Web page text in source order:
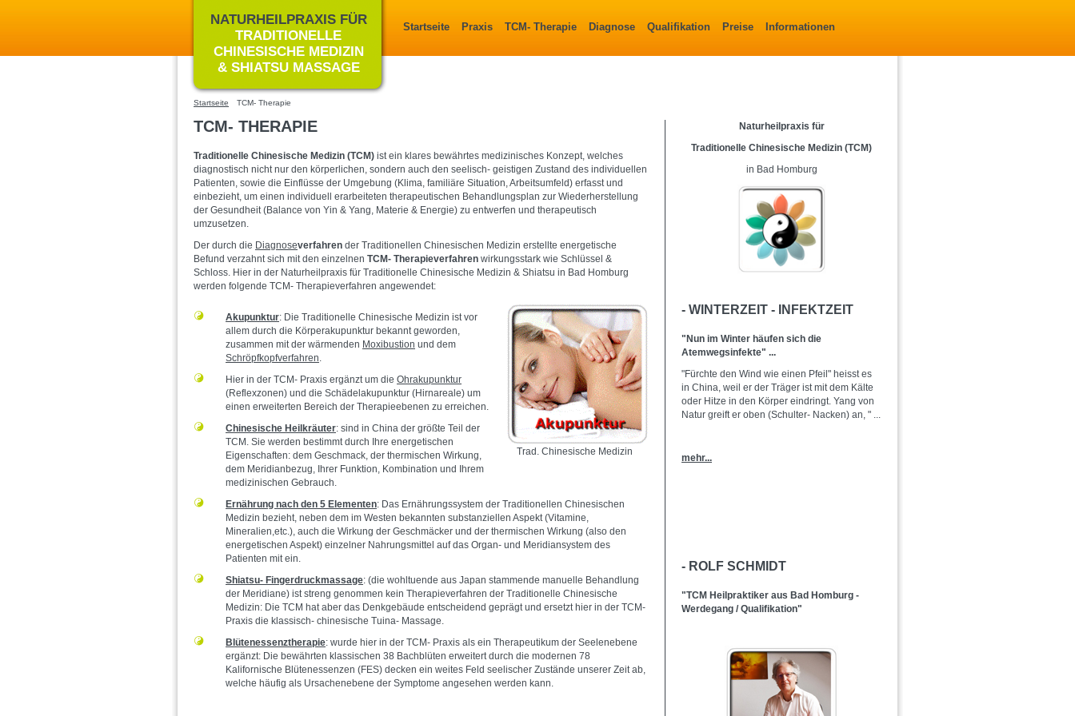
NATURHEILPRAXIS FÜR
TRADITIONELLE
CHINESISCHE MEDIZIN
& SHIATSU MASSAGE
Startseite Praxis TCM- Therapie Diagnose Qualifikation Preise Informationen
Startseite TCM- Therapie
TCM- THERAPIE
Traditionelle Chinesische Medizin (TCM) ist ein klares bewährtes medizinisches Konzept, welches
diagnostisch nicht nur den körperlichen, sondern auch den seelisch- geistigen Zustand des individuellen
Patienten, sowie die Einflüsse der Umgebung (Klima, familiäre Situation, Arbeitsumfeld) erfasst und
einbezieht, um einen individuell erarbeiteten therapeutischen Behandlungsplan zur Wiederherstellung
der Gesundheit (Balance von Yin & Yang, Materie & Energie) zu entwerfen und therapeutisch
umzusetzen.
Der durch die Diagnoseverfahren der Traditionellen Chinesischen Medizin erstellte energetische
Befund verzahnt sich mit den einzelnen TCM- Therapieverfahren wirkungsstark wie Schlüssel &
Schloss. Hier in der Naturheilpraxis für Traditionelle Chinesische Medizin & Shiatsu in Bad Homburg
werden folgende TCM- Therapieverfahren angewendet:
Trad. Chinesische Medizin
Akupunktur: Die Traditionelle Chinesische Medizin ist vor
allem durch die Körperakupunktur bekannt geworden,
zusammen mit der wärmenden Moxibustion und dem
Schröpfkopfverfahren.
Hier in der TCM- Praxis ergänzt um die Ohrakupunktur
(Reflexzonen) und die Schädelakupunktur (Hirnareale) um
einen erweiterten Bereich der Therapieebenen zu erreichen.
Chinesische Heilkräuter: sind in China der größte Teil der
TCM. Sie werden bestimmt durch Ihre energetischen
Eigenschaften: dem Geschmack, der thermischen Wirkung,
dem Meridianbezug, Ihrer Funktion, Kombination und Ihrem
medizinischen Gebrauch.
Ernährung nach den 5 Elementen: Das Ernährungssystem der Traditionellen Chinesischen
Medizin bezieht, neben dem im Westen bekannten substanziellen Aspekt (Vitamine,
Mineralien,etc.), auch die Wirkung der Geschmäcker und der thermischen Wirkung (also den
energetischen Aspekt) einzelner Nahrungsmittel auf das Organ- und Meridiansystem des
Patienten mit ein.
Shiatsu- Fingerdruckmassage: (die wohltuende aus Japan stammende manuelle Behandlung
der Meridiane) ist streng genommen kein Therapieverfahren der Traditionelle Chinesische
Medizin: Die TCM hat aber das Denkgebäude entscheidend geprägt und ersetzt hier in der TCM-
Praxis die klassisch- chinesische Tuina- Massage.
Blütenessenztherapie: wurde hier in der TCM- Praxis als ein Therapeutikum der Seelenebene
ergänzt: Die bewährten klassischen 38 Bachblüten erweitert durch die modernen 78
Kalifornische Blütenessenzen (FES) decken ein weites Feld seelischer Zustände unserer Zeit ab,
welche häufig als Ursachenebene der Symptome angesehen werden kann.
Naturheilpraxis für
Traditionelle Chinesische Medizin (TCM)
in Bad Homburg
- WINTERZEIT - INFEKTZEIT
"Nun im Winter häufen sich die
Atemwegsinfekte" ...
"Fürchte den Wind wie einen Pfeil" heisst es
in China, weil er der Träger ist mit dem Kälte
oder Hitze in den Körper eindringt. Yang von
Natur greift er oben (Schulter- Nacken) an, " ...
mehr...
- ROLF SCHMIDT
"TCM Heilpraktiker aus Bad Homburg -
Werdegang / Qualifikation"